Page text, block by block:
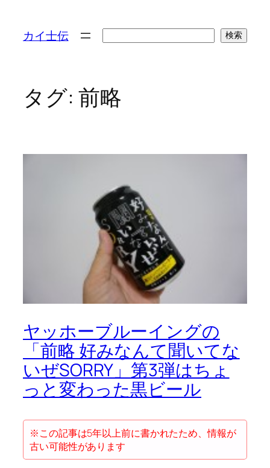
カイ士伝 検索
タグ: 前略
ヤッホーブルーイングの
「前略 好みなんて聞いてな
いぜSORRY」第3弾はちょ
っと変わった黒ビール
※この記事は5年以上前に書かれたため、情報が
古い可能性があります